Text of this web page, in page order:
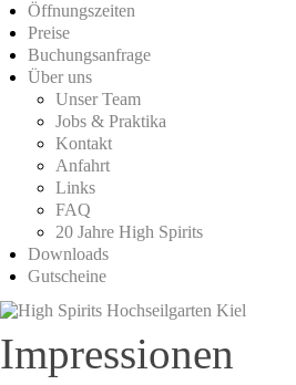
Öffnungszeiten
Preise
Buchungsanfrage
Über uns
Unser Team
Jobs & Praktika
Kontakt
Anfahrt
Links
FAQ
20 Jahre High Spirits
Downloads
Gutscheine
Impressionen